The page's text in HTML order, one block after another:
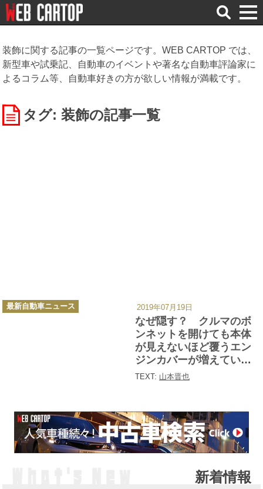
検
索
装飾に関する記事の一覧ページです。WEB CARTOP では、
新型車や試乗記、自動車のイベントや著名な自動車評論家に
よるコラム等、自動車好きの方が欲しい情報が満載です。
タグ: 装飾の記事一覧
なぜ隠す？ クルマのボ
ンネットを開けても本体
が見えないほど覆うエン
ジンカバーが増えている
ワケ
TEXT: 山本晋也
カ
テ
最新自動車ニュース 2019年07月19日
新着情報